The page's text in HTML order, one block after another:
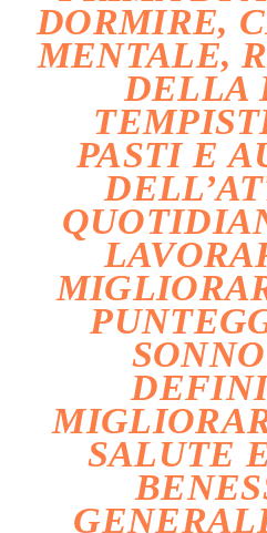
DORMIRE,
MENTALE,
DELLA
PASTI E
SALUTE